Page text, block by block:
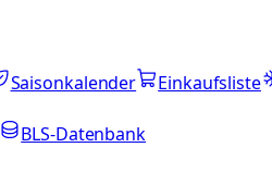
Saisonkalender Einkaufsliste
BLS-Datenbank